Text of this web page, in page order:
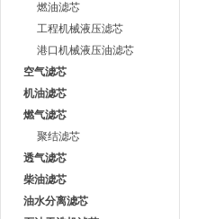
燃油滤芯
工程机械液压滤芯
港口机械液压油滤芯
空气滤芯
机油滤芯
燃气滤芯
聚结滤芯
透气滤芯
柴油滤芯
油水分离滤芯